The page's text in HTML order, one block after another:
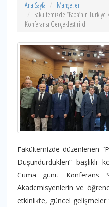
Ana Sayfa
Manşetler
Fakültemizde “Papa’nın
Konferansı Gerçekleştirildi
Fakültemizde düzenlenen
Düşündürdükleri” başlıklı
Cuma günü Konferans
Akademisyenlerin ve
etkinlikte, güncel gelişmeler